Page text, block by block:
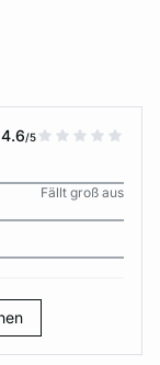
4.6/5
Fällt groß aus